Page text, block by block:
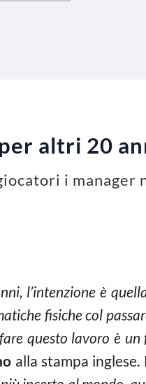
altri 20
i manager
l’intenzione è
fisiche col
questo lavoro è
alla stampa